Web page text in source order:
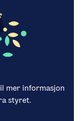
mer informasjon
styret.